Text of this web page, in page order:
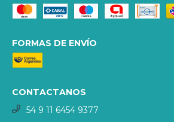
FORMAS DE ENVÍO
CONTACTANOS
54 9 11 6454 9377